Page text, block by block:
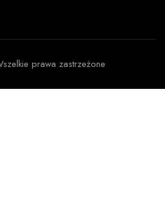
prawa zastrzeżone